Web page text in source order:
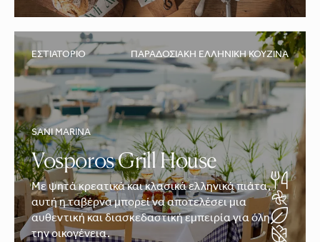
ΕΣΤΙΑΤΌΡΙΟ ΠΑΡΑΔΟΣΙΑΚΉ ΕΛΛΗΝΙΚΉ ΚΟΥΖΊΝΑ
SANI MARINA
Vosporos Grill House
Με ψητά κρεατικά και κλασικά ελληνικά πιάτα,
αυτή η ταβέρνα μπορεί να αποτελέσει μια
αυθεντική και διασκεδαστική εμπειρία για όλη
την οικογένεια.